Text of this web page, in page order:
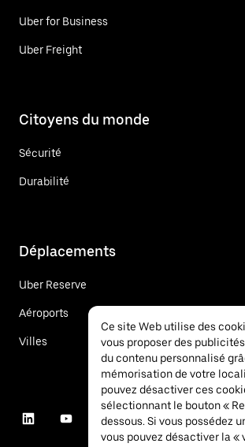
Uber for Business
Uber Freight
Citoyens du monde
Sécurité
Durabilité
Déplacements
Uber Reserve
Aéroports
Villes
Ce site Web utilise des
vous proposer des
du contenu personnalisé
mémorisation de votre
pouvez désactiver ces
sélectionnant le bouton «
dessous. Si vous possédez
vous pouvez désactiver la «